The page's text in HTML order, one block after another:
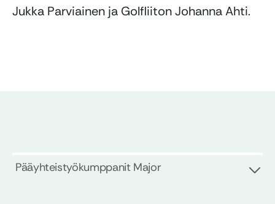
Jukka Parviainen ja Golfliiton Johanna Ahti.
Pääyhteistyökumppanit Major